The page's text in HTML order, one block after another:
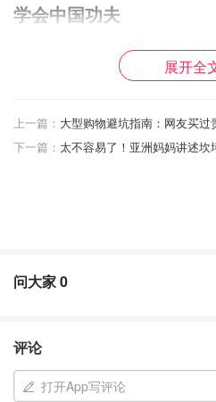
学会中国功夫
我上小学时，妈妈就让我去学
方的蔡李佛拳系。
六，父母会在吃完点心后开车
展开全
上一篇：
下一篇：
问大家0
评论
打开App写评论